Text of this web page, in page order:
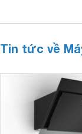
Tin tức về